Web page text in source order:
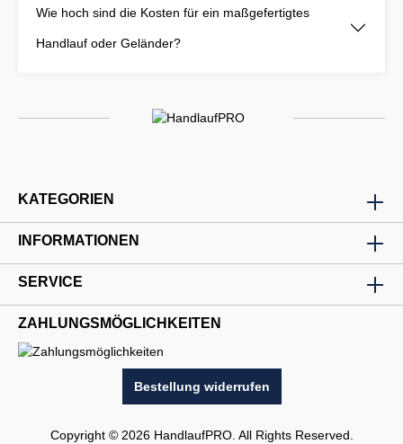
Wie hoch sind die Kosten für ein maßgefertigtes
Handlauf oder Geländer?
KATEGORIEN
INFORMATIONEN
SERVICE
ZAHLUNGSMÖGLICHKEITEN
Bestellung widerrufen
Copyright © 2026 HandlaufPRO. All Rights Reserved.